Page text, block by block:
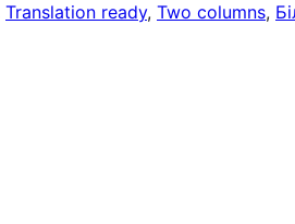
Translation ready, Two columns,